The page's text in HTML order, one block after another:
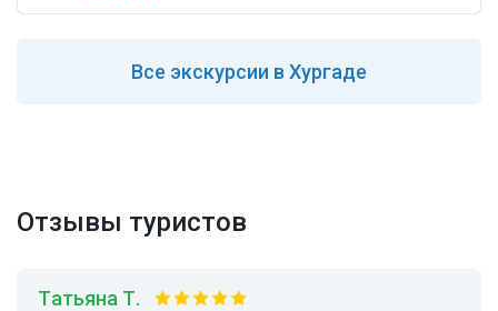
Все экскурсии в Хургаде
Отзывы туристов
Татьяна Т.